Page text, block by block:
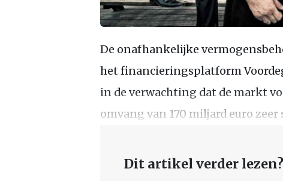
De onafhankelijke
het financieringsplatform
in de verwachting dat de markt
omvang van 170 miljard euro
Dit artikel verder lezen?